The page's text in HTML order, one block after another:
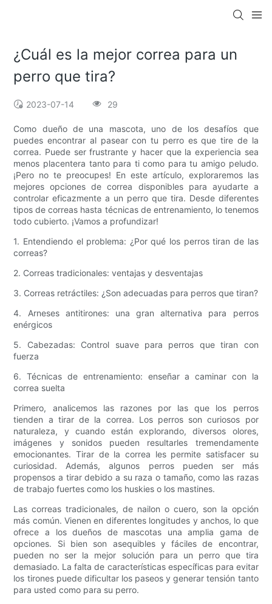
¿Cuál es la mejor correa para un
perro que tira?
2023-07-14 29
Como dueño de una mascota, uno de los desafíos que
puedes encontrar al pasear con tu perro es que tire de la
correa. Puede ser frustrante y hacer que la experiencia sea
menos placentera tanto para ti como para tu amigo peludo.
¡Pero no te preocupes! En este artículo, exploraremos las
mejores opciones de correa disponibles para ayudarte a
controlar eficazmente a un perro que tira. Desde diferentes
tipos de correas hasta técnicas de entrenamiento, lo tenemos
todo cubierto. ¡Vamos a profundizar!
1. Entendiendo el problema: ¿Por qué los perros tiran de las
correas?
2. Correas tradicionales: ventajas y desventajas
3. Correas retráctiles: ¿Son adecuadas para perros que tiran?
4. Arneses antitirones: una gran alternativa para perros
enérgicos
5. Cabezadas: Control suave para perros que tiran con
fuerza
6. Técnicas de entrenamiento: enseñar a caminar con la
correa suelta
Primero, analicemos las razones por las que los perros
tienden a tirar de la correa. Los perros son curiosos por
naturaleza, y cuando están explorando, diversos olores,
imágenes y sonidos pueden resultarles tremendamente
emocionantes. Tirar de la correa les permite satisfacer su
curiosidad. Además, algunos perros pueden ser más
propensos a tirar debido a su raza o tamaño, como las razas
de trabajo fuertes como los huskies o los mastines.
Las correas tradicionales, de nailon o cuero, son la opción
más común. Vienen en diferentes longitudes y anchos, lo que
ofrece a los dueños de mascotas una amplia gama de
opciones. Si bien son asequibles y fáciles de encontrar,
pueden no ser la mejor solución para un perro que tira
demasiado. La falta de características específicas para evitar
los tirones puede dificultar los paseos y generar tensión tanto
para usted como para su perro.